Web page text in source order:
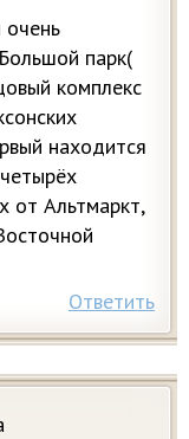
парк(
комплекс
находится
от Альтмаркт,
Ответить